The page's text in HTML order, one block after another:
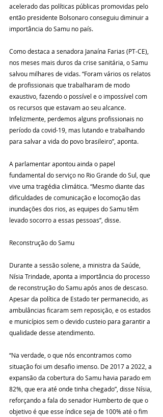
acelerado das políticas públicas promovidas pelo
então presidente Bolsonaro conseguiu diminuir a
importância do Samu no país.
Como destaca a senadora Janaína Farias (PT-CE),
nos meses mais duros da crise sanitária, o Samu
salvou milhares de vidas. “Foram vários os relatos
de profissionais que trabalharam de modo
exaustivo, fazendo o possível e o impossível com
os recursos que estavam ao seu alcance.
Infelizmente, perdemos alguns profissionais no
período da covid-19, mas lutando e trabalhando
para salvar a vida do povo brasileiro”, aponta.
A parlamentar apontou ainda o papel
fundamental do serviço no Rio Grande do Sul, que
vive uma tragédia climática. “Mesmo diante das
dificuldades de comunicação e locomoção das
inundações dos rios, as equipes do Samu têm
levado socorro a essas pessoas”, disse.
Reconstrução do Samu
Durante a sessão solene, a ministra da Saúde,
Nísia Trindade, aponta a importância do processo
de reconstrução do Samu após anos de descaso.
Apesar da política de Estado ter permanecido, as
ambulâncias ficaram sem reposição, e os estados
e municípios sem o devido custeio para garantir a
qualidade desse atendimento.
“Na verdade, o que nós encontramos como
situação foi um desafio imenso. De 2017 a 2022, a
expansão da cobertura do Samu havia parado em
82%, que era até onde tinha chegado”, disse Nísia,
reforçando a fala do senador Humberto de que o
objetivo é que esse índice seja de 100% até o fim